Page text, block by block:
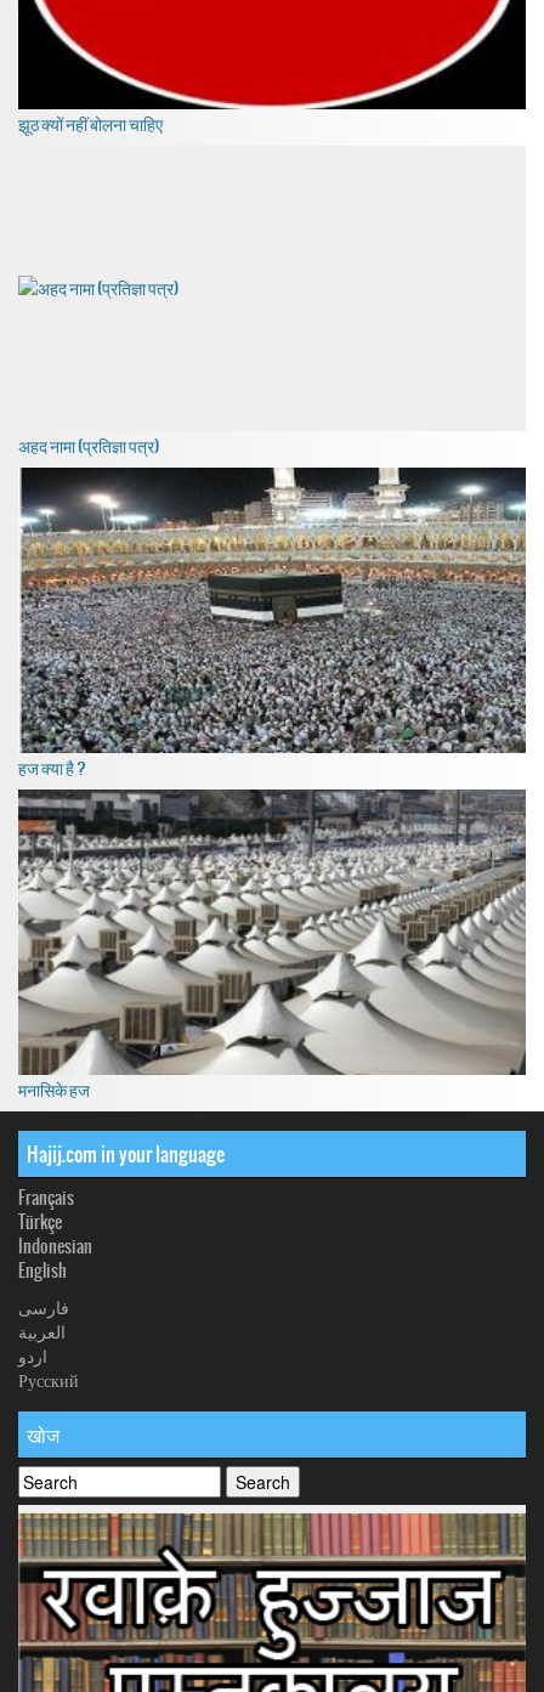
झूठ क्यों नहीं बोलना चाहिए
अहद नामा (प्रतिज्ञा पत्र)
हज क्या है ?
मनासिके हज
Hajij.com in your language
Français
Türkçe
Indonesian
English
فارسی
العربیة
اردو
Русский
खोज